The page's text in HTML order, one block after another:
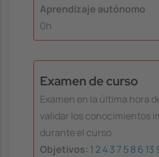
Aprendizaje autónomo
0h
Examen de curso
Examen en la última hora
validar los conocimientos
durante el curso
Objetivos: 1 243 7 58 6 13